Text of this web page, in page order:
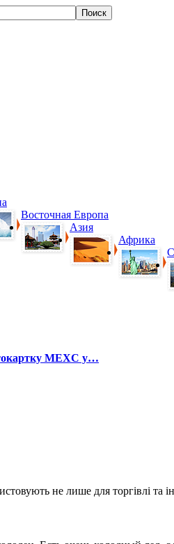
Восточная Европа
Азия
Африка
MEXC у…
не лише для торгівлі та